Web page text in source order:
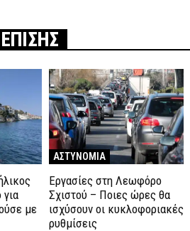
με
ΑΣΤΥΝΟΜΙΑ
Εργασίες στη Λεωφόρο
Σχιστού – Ποιες ώρες θα
ισχύσουν οι κυκλοφοριακές
ρυθμίσεις